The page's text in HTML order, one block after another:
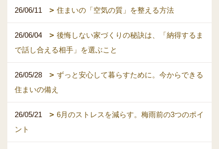
26/06/11 住まいの「空気の質」を整える方法
26/06/04
後悔しない家づくりの秘訣は、「納得するま
で話し合える相手」を選ぶこと
26/05/28
ずっと安心して暮らすために。今からできる
住まいの備え
26/05/21
6月のストレスを減らす。梅雨前の3つのポイ
ント